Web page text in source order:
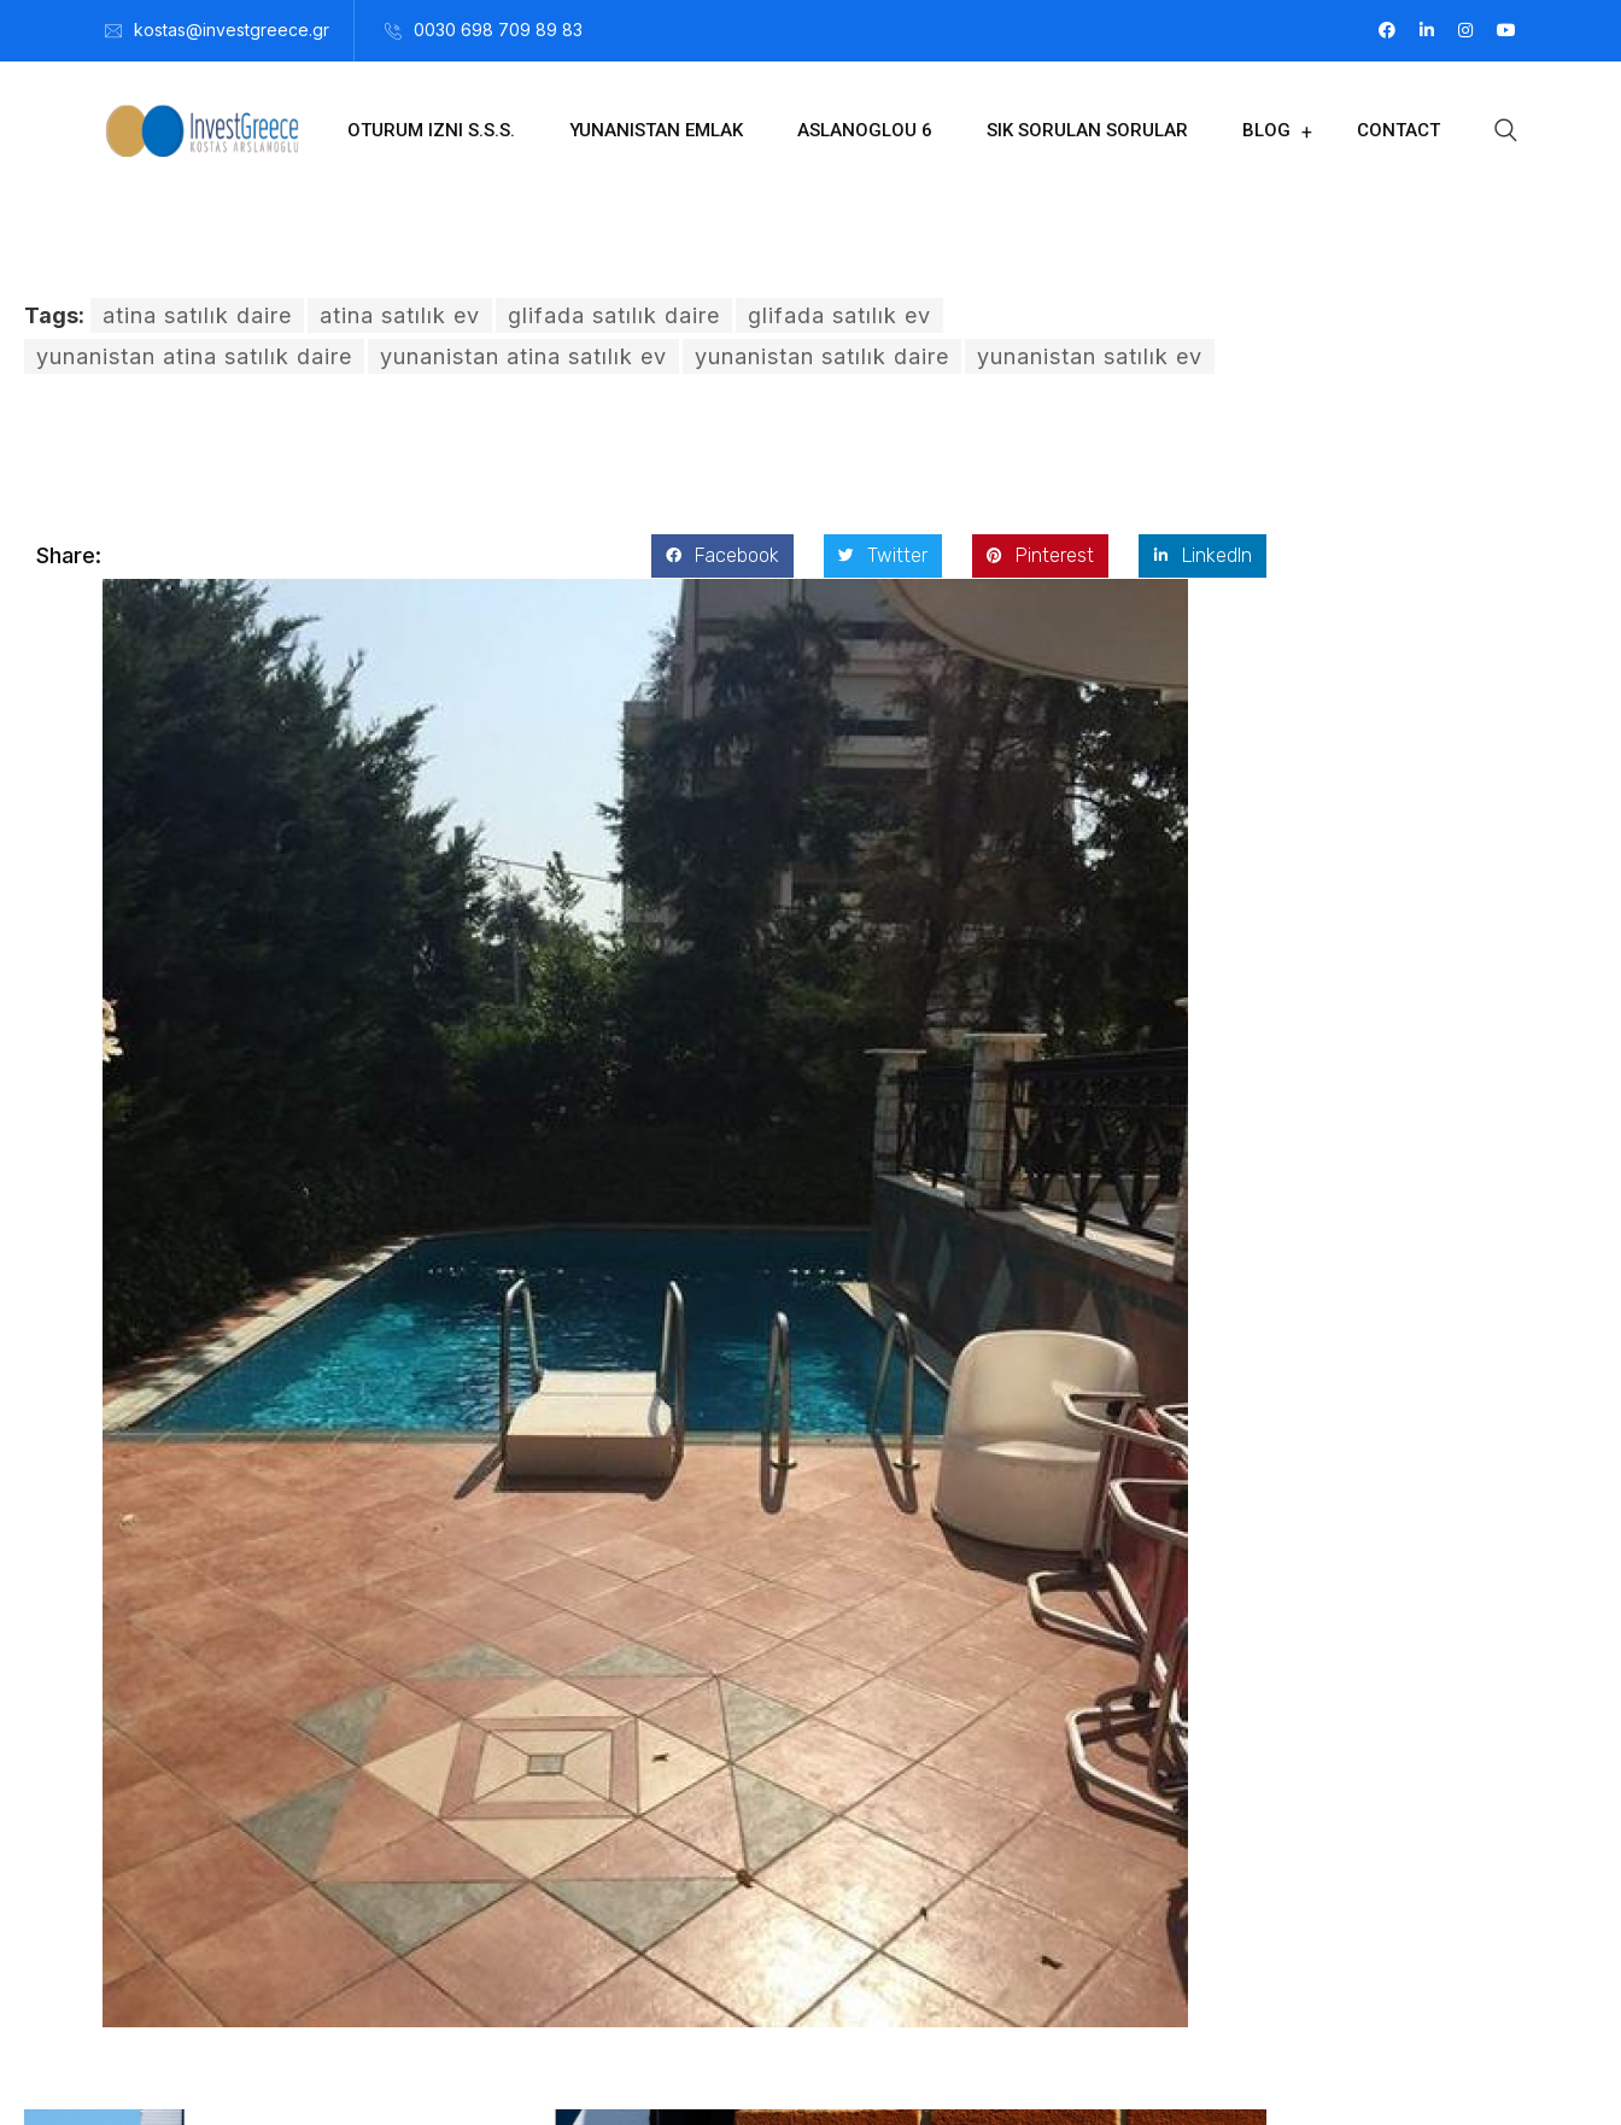
kostas@investgreece.gr 0030 698 709 89 83
OTURUM IZNI S.S.S. YUNANISTAN EMLAK ASLANOGLOU 6 SIK SORULAN SORULAR BLOG CONTACT
Tags: atina satılık daire atina satılık ev glifada satılık daire
glifada satılık ev
yunanistan atina satılık daire
yunanistan atina satılık ev yunanistan satılık daire yunanistan satılık ev
Share: Facebook Twitter Pinterest LinkedIn